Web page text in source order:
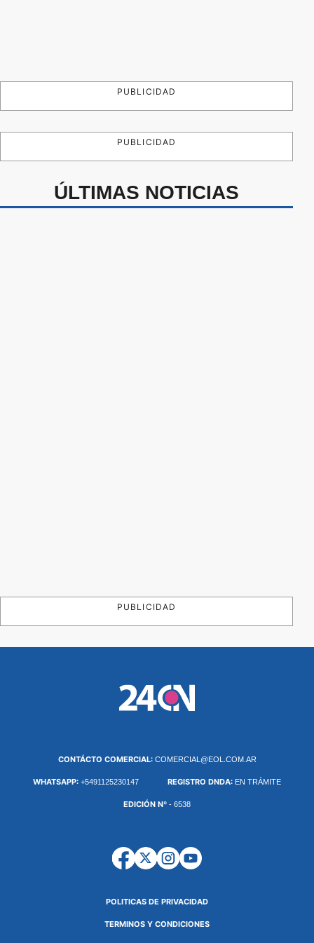
PUBLICIDAD
PUBLICIDAD
ÚLTIMAS NOTICIAS
PUBLICIDAD
CONTÁCTO COMERCIAL: COMERCIAL@EOL.COM.AR
WHATSAPP: +5491125230147 REGISTRO DNDA: EN TRÁMITE
EDICIÓN Nº - 6538
POLITICAS DE PRIVACIDAD
TERMINOS Y CONDICIONES